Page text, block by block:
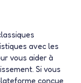
avec les
vous aider à
Si vous
conçue